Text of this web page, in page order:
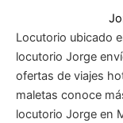
Locutorio ubicado
locutorio Jorge
ofertas de viajes
maletas conoce
locutorio Jorge en